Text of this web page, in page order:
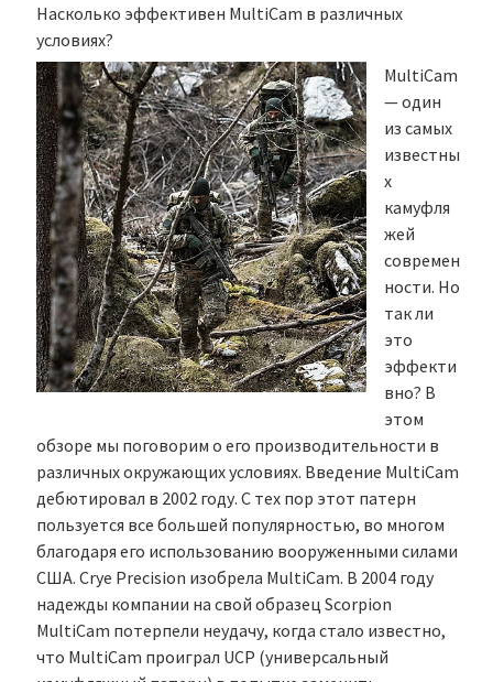
Насколько эффективен MultiCam в различных
условиях?
MultiCam
— один
из самых
известны
х
камуфля
жей
современ
ности. Но
так ли
это
эффекти
вно? В
этом
обзоре мы поговорим о его производительности в
различных окружающих условиях. Введение MultiCam
дебютировал в 2002 году. С тех пор этот патерн
пользуется все большей популярностью, во многом
благодаря его использованию вооруженными силами
США. Crye Precision изобрела MultiCam. В 2004 году
надежды компании на свой образец Scorpion
MultiCam потерпели неудачу, когда стало известно,
что MultiCam проиграл UCP (универсальный